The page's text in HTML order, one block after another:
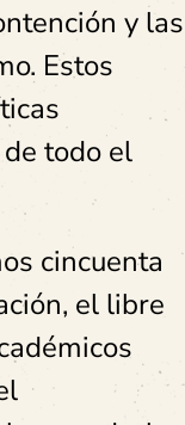
y las
Estos
todo el
cincuenta
el libre